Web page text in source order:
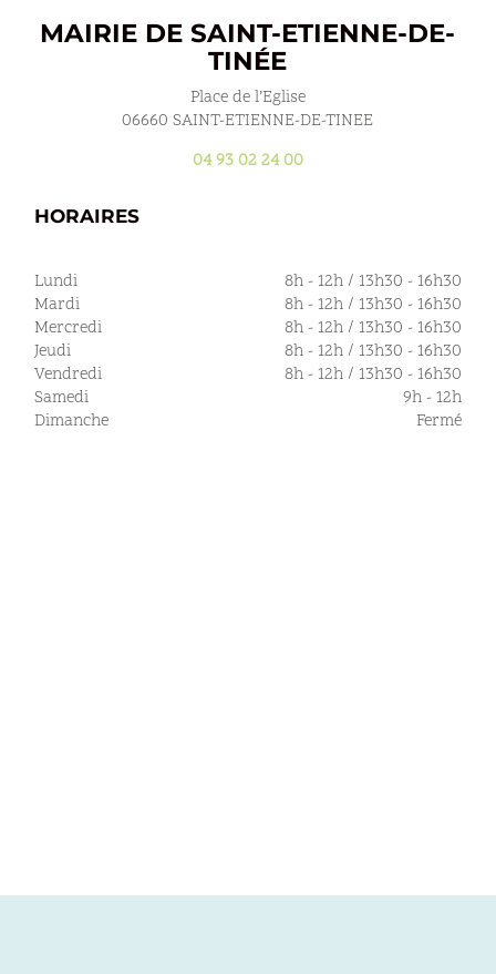
MAIRIE DE SAINT-ETIENNE-DE-
TINÉE
Place de l’Eglise
06660 SAINT-ETIENNE-DE-TINEE
04 93 02 24 00
HORAIRES
Lundi
8h - 12h / 13h30 - 16h30
Mardi
8h - 12h / 13h30 - 16h30
Mercredi
8h - 12h / 13h30 - 16h30
Jeudi
8h - 12h / 13h30 - 16h30
Vendredi
8h - 12h / 13h30 - 16h30
Samedi
9h - 12h
Dimanche
Fermé